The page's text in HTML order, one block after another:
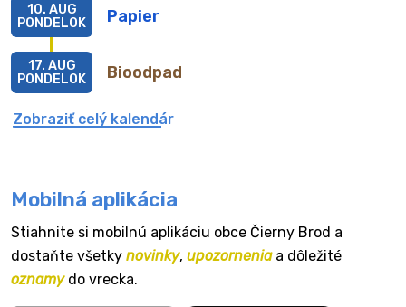
Papier
10. AUG
PONDELOK
Bioodpad
17. AUG
PONDELOK
Zobraziť celý kalendár
Mobilná aplikácia
Stiahnite si mobilnú aplikáciu obce Čierny Brod a
dostaňte všetky novinky, upozorneniaa dôležité
oznamydo vrecka.